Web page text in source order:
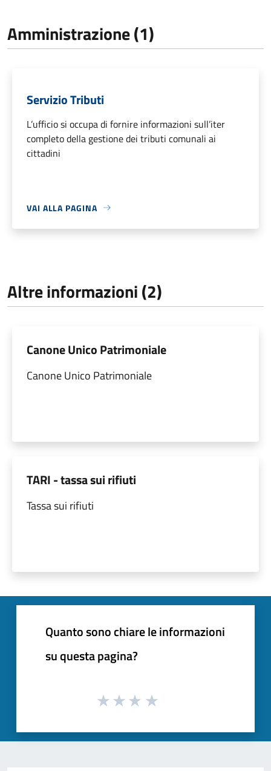
Amministrazione (1)
Servizio Tributi
L’ufficio si occupa di fornire informazioni sull’iter
completo della gestione dei tributi comunali ai
cittadini
VAI ALLA PAGINA
Altre informazioni (2)
Canone Unico Patrimoniale
Canone Unico Patrimoniale
TARI - tassa sui rifiuti
Tassa sui rifiuti
Quanto sono chiare le informazioni
su questa pagina?